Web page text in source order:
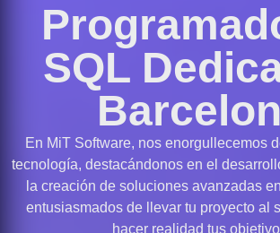
SQL
En MiT Software, nos enorgullecemos
tecnología, destacándonos en el
la creación de soluciones avanzadas
entusiasmados de llevar tu proyecto al
hacer realidad tus